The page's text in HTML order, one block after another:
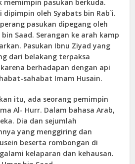
memimpin pasukan berkuda.
dipimpin oleh Syabats bin Rab`i.
pasukan dipegang oleh
Saad. Serangan ke arah kamp
Pasukan Ibnu Ziyad yang
dari belakang terpaksa
berhadapan dengan api
sahabat Imam Husain.
itu, ada seorang pemimpin
Al- Hurr. Dalam bahasa Arab,
Dia dan sejumlah
yang menggiring dan
beserta rombongan di
kelaparan dan kehausan.